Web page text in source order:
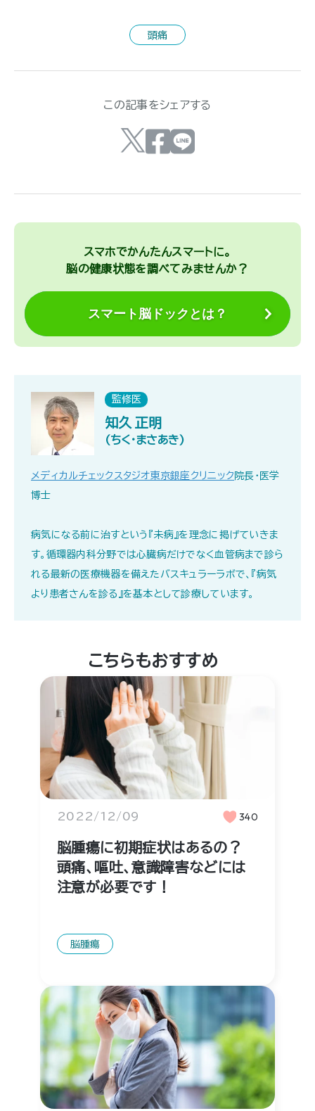
頭痛
この記事をシェアする
スマホでかんたんスマートに。
脳の健康状態を調べてみませんか？
スマート脳ドックとは？
監修医
知久 正明
(ちく・まさあき)
メディカルチェックスタジオ東京銀座クリニック 院長・医学
博士
病気になる前に治すという『未病』を理念に掲げていきま
す。循環器内科分野では心臓病だけでなく血管病まで診ら
れる最新の医療機器を備えたバスキュラーラボで、『病気
より患者さんを診る』を基本として診療しています｡
こちらもおすすめ
2022/12/09 340
脳腫瘍に初期症状はあるの？
頭痛、嘔吐、意識障害などには
注意が必要です！
脳腫瘍